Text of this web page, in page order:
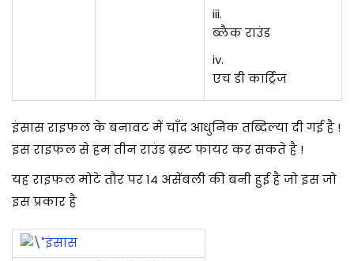
iii.
ब्लैक राउंड
iv.
एच डी कार्ट्रिज
इंसास राइफल के बनावट में चाँद आधुनिक तब्दिल्या दी गई है !
इस राइफल से हम तीन राउंड ब्रस्ट फायर कर सकते है !
यह राइफल मोटे तौर पर 14 असेंबली की बनी हुई है जो इसजो
इस प्रकार है